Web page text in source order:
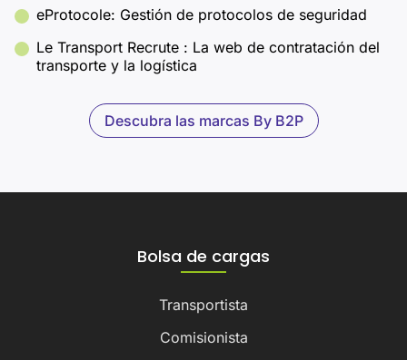
eProtocole: Gestión de protocolos de seguridad
Le Transport Recrute : La web de contratación del
transporte y la logística
Descubra las marcas By B2P
Bolsa de cargas
Transportista
Comisionista